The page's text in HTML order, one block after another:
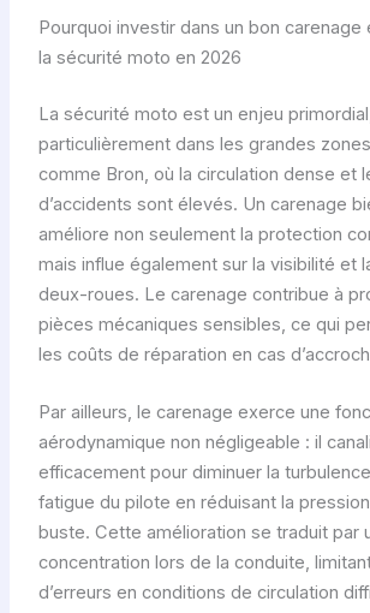
a
b
e
a
u
c
o
m
p
a
r
t
i
f
d
e
s
c
Pourquoi investir dans un bon carenage
la sécurité moto en 2026
La sécurité moto est un enjeu primordial,
particulièrement dans les grandes
comme Bron, où la circulation dense et
d’accidents sont élevés. Un carenage
améliore non seulement la protection
mais influe également sur la visibilité et
deux-roues. Le carenage contribue à
pièces mécaniques sensibles, ce qui
les coûts de réparation en cas
Par ailleurs, le carenage exerce une
aérodynamique non négligeable : il
efficacement pour diminuer la
fatigue du pilote en réduisant la
buste. Cette amélioration se traduit par
concentration lors de la conduite,
d’erreurs en conditions de circulation